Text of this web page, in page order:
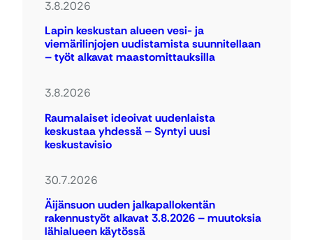
3.8.2026
Lapin keskustan alueen vesi- ja
viemärilinjojen uudistamista suunnitellaan
– työt alkavat maastomittauksilla
3.8.2026
Raumalaiset ideoivat uudenlaista
keskustaa yhdessä – Syntyi uusi
keskustavisio
30.7.2026
Äijänsuon uuden jalkapallokentän
rakennustyöt alkavat 3.8.2026 – muutoksia
lähialueen käytössä